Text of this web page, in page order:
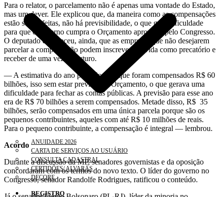
ANUIDADE 2026
CARTA DE SERVIÇOS AO USUÁRIO
CONSULTA CADASTRAL
CERTIDÕES/ ALVARÁS
DECORE
REGISTRO
Para o relator, o parcelamento não é apenas uma vontade do Estado,
mas um dever. Ele explicou que, da maneira como as compensações
estão sendo feitas, não há previsibilidade, o que gera dificuldade
para que o governo cumpra o Orçamento aprovado pelo Congresso.
O deputado esclareceu, ainda, que as empresas que não desejarem
parcelar a compensação podem inscrever a dívida como precatório e
receber de uma vez no futuro.
— A estimativa do ano passado é de que foram compensados R$ 60
bilhões, isso sem estar previsto no Orçamento, o que gerava uma
dificuldade para fechar as contas públicas. A previsão para esse ano
era de R$ 70 bilhões a serem compensados. Metade disso, R$ 35
bilhões, serão compensados em uma única parcela porque são os
pequenos contribuintes, aqueles com até R$ 10 milhões de reais.
Para o pequeno contribuinte, a compensação é integral — lembrou.
Acordo
Durante a discussão da MP, senadores governistas e da oposição
concordaram com os termos do novo texto. O líder do governo no
Congresso, senador Randolfe Rodrigues, ratificou o conteúdo.